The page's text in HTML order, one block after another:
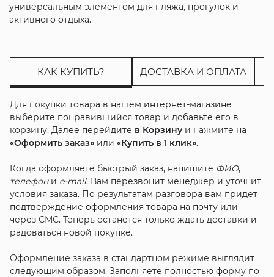
универсальным элементом для пляжа, прогулок и
активного отдыха.
КАК КУПИТЬ? ДОСТАВКА И ОПЛАТА
Для покупки товара в нашем интернет-магазине
выберите понравившийся товар и добавьте его в
корзину. Далее перейдите в Корзинуи нажмите на
«Оформить заказ»или «Купить в 1 клик».
Когда оформляете быстрый заказ, напишите ФИО,
телефони e-mail. Вам перезвонит менеджер и уточнит
условия заказа. По результатам разговора вам придет
подтверждение оформления товара на почту или
через СМС. Теперь останется только ждать доставки и
радоваться новой покупке.
Оформление заказа в стандартном режиме выглядит
следующим образом. Заполняете полностью форму по